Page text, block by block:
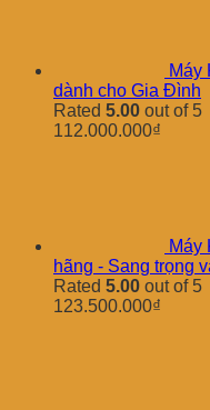
Máy
dành cho Gia Đình
Rated 5.00 out of 5
112.000.000₫
Máy
hãng - Sang trọng
Rated 5.00 out of 5
123.500.000₫